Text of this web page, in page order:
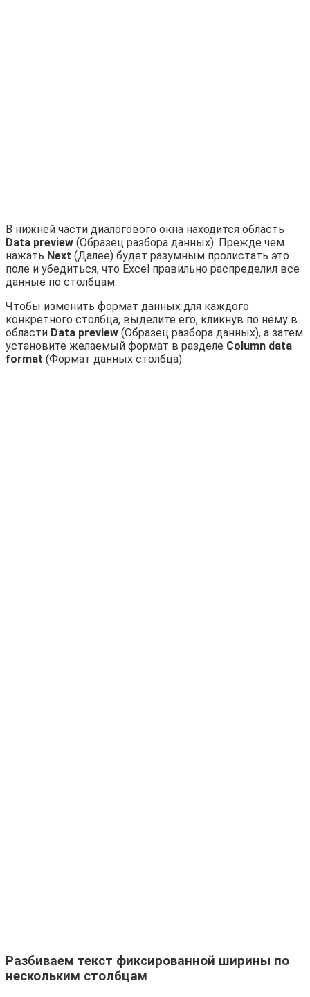
В нижней части диалогового окна находится область
Data preview (Образец разбора данных). Прежде чем
нажать Next (Далее) будет разумным пролистать это
поле и убедиться, что Excel правильно распределил все
данные по столбцам.
Чтобы изменить формат данных для каждого
конкретного столбца, выделите его, кликнув по нему в
области Data preview (Образец разбора данных), а затем
установите желаемый формат в разделе Column data
format (Формат данных столбца).
Разбиваем текст фиксированной ширины по
нескольким столбцам